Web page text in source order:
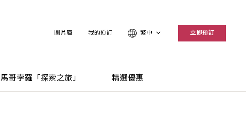
圖片庫 我的預訂 繁中 立即預訂
馬哥孛羅「探索之旅」 精選優惠